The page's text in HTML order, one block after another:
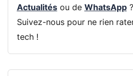
Actualitésou de WhatsApp?
Suivez-nous pour ne rien
tech !